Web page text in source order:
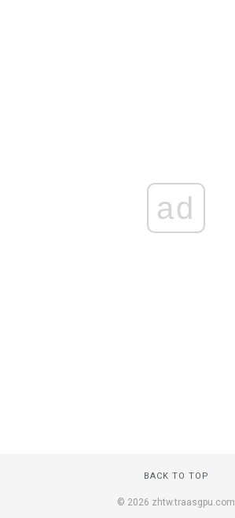
ad
BACK TO TOP
© 2026 zhtw.traasgpu.com